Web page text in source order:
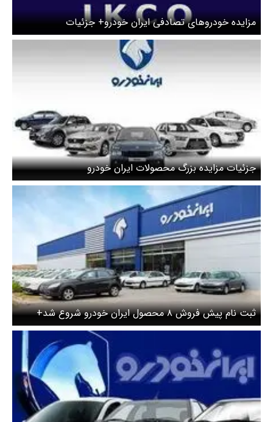
مزایده خودروهای تصادفی ایران خودرو+ جزئیات
جزئیات مزایده بزرگ محصولات ایران خودرو
ثبت نام پیش فروش ۸ محصول ایران خودرو شروع شد+
لینک